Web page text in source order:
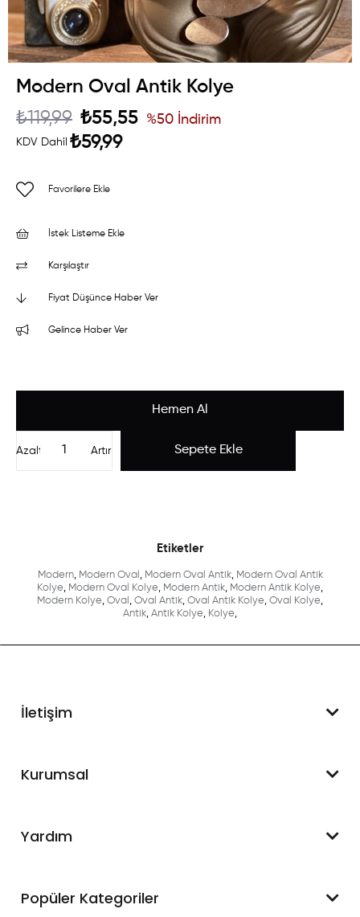
Modern Oval Antik Kolye
₺119,99 ₺55,55
KDV Dahil ₺59,99
%50 İndirim
Favorilere Ekle
İstek Listeme Ekle
Karşılaştır
Fiyat Düşünce Haber Ver
Gelince Haber Ver
Artır
Azalt
Etiketler
Modern, Modern Oval , Modern Oval Antik, Modern Oval Antik
Kolye, Modern Oval Kolye, Modern Antik, Modern Antik Kolye,
Modern Kolye, Oval , Oval Antik, Oval Antik Kolye, Oval Kolye,
Antik, Antik Kolye, Kolye,
İletişim
WhatsApp Destek
Kurumsal
Hakkımızda
Blog
Yardım
Hesabım
Popüler Kategoriler